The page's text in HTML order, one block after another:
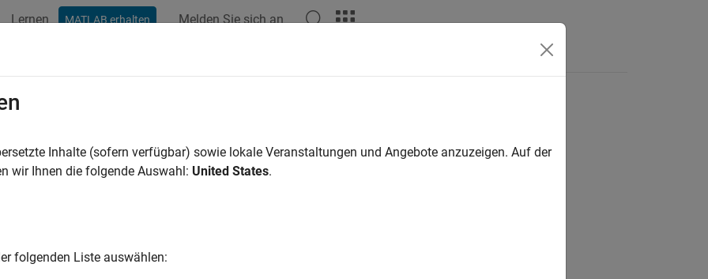
Lernen MATLAB erhalten Melden Sie sich an
Advisor
Inhalte (sofern verfügbar) sowie lokale Veranstaltungen und Angebote anzuzeigen. Auf der
wir Ihnen die folgende Auswahl: United States.
folgenden Liste auswählen: